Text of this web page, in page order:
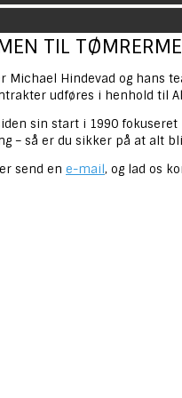
TIL
Michael Hindevad og hans
udføres i henhold til
sin start i 1990
– så er du sikker på at alt
send en e-mail, og lad os